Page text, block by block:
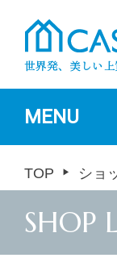
MENU
TOP ショ
SHOP